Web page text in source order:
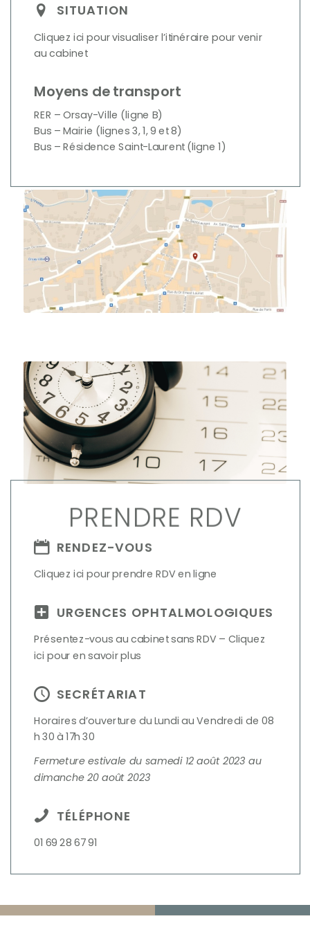
SITUATION
Cliquez ici pour visualiser l’itinéraire pour venir
au cabinet
Moyens de transport
RER – Orsay-Ville (ligne B)
Bus – Mairie (lignes 3, 1, 9 et 8)
Bus – Résidence Saint-Laurent (ligne 1)
PRENDRE RDV
RENDEZ-VOUS
Cliquez ici pour prendre RDV en ligne
URGENCES OPHTALMOLOGIQUES
Présentez-vous au cabinet sans RDV – Cliquez
ici pour en savoir plus
SECRÉTARIAT
Horaires d’ouverture du Lundi au Vendredi de 08
h 30 à 17h 30
Fermeture estivale du samedi 12 août 2023 au
dimanche 20 août 2023
TÉLÉPHONE
01 69 28 67 91